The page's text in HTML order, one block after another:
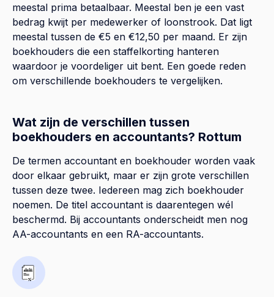
meestal prima betaalbaar. Meestal ben je een vast
bedrag kwijt per medewerker of loonstrook. Dat ligt
meestal tussen de €5 en €12,50 per maand. Er zijn
boekhouders die een staffelkorting hanteren
waardoor je voordeliger uit bent. Een goede reden
om verschillende boekhouders te vergelijken.
Wat zijn de verschillen tussen
boekhouders en accountants? Rottum
De termen accountant en boekhouder worden vaak
door elkaar gebruikt, maar er zijn grote verschillen
tussen deze twee. Iedereen mag zich boekhouder
noemen. De titel accountant is daarentegen wél
beschermd. Bij accountants onderscheidt men nog
AA-accountants en een RA-accountants.